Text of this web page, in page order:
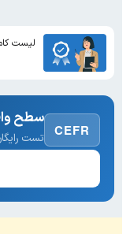
لیست
CEFR
سطح
تست رایگان · ۳۰ سوال ·